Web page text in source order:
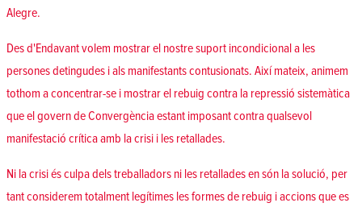
Alegre.
Des d'Endavant volem mostrar el nostre suport incondicional a les
persones detingudes i als manifestants contusionats. Així mateix, animem
tothom a concentrar-se i mostrar el rebuig contra la repressió sistemàtica
que el govern de Convergència estant imposant contra qualsevol
manifestació crítica amb la crisi i les retallades.
Ni la crisi és culpa dels treballadors ni les retallades en són la solució, per
tant considerem totalment legítimes les formes de rebuig i accions que es